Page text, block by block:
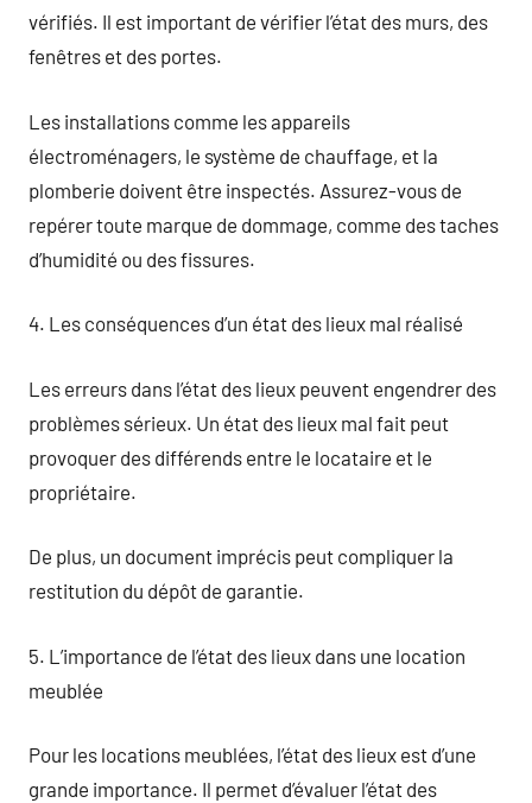
vérifiés. Il est important de vérifier l’état des murs, des
fenêtres et des portes.
Les installations comme les appareils
électroménagers, le système de chauffage, et la
plomberie doivent être inspectés. Assurez-vous de
repérer toute marque de dommage, comme des taches
d’humidité ou des fissures.
4. Les conséquences d’un état des lieux mal réalisé
Les erreurs dans l’état des lieux peuvent engendrer des
problèmes sérieux. Un état des lieux mal fait peut
provoquer des différends entre le locataire et le
propriétaire.
De plus, un document imprécis peut compliquer la
restitution du dépôt de garantie.
5. L’importance de l’état des lieux dans une location
meublée
Pour les locations meublées, l’état des lieux est d’une
grande importance. Il permet d’évaluer l’état des